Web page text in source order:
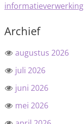
informatieverwerking
Archief
augustus 2026
juli 2026
juni 2026
mei 2026